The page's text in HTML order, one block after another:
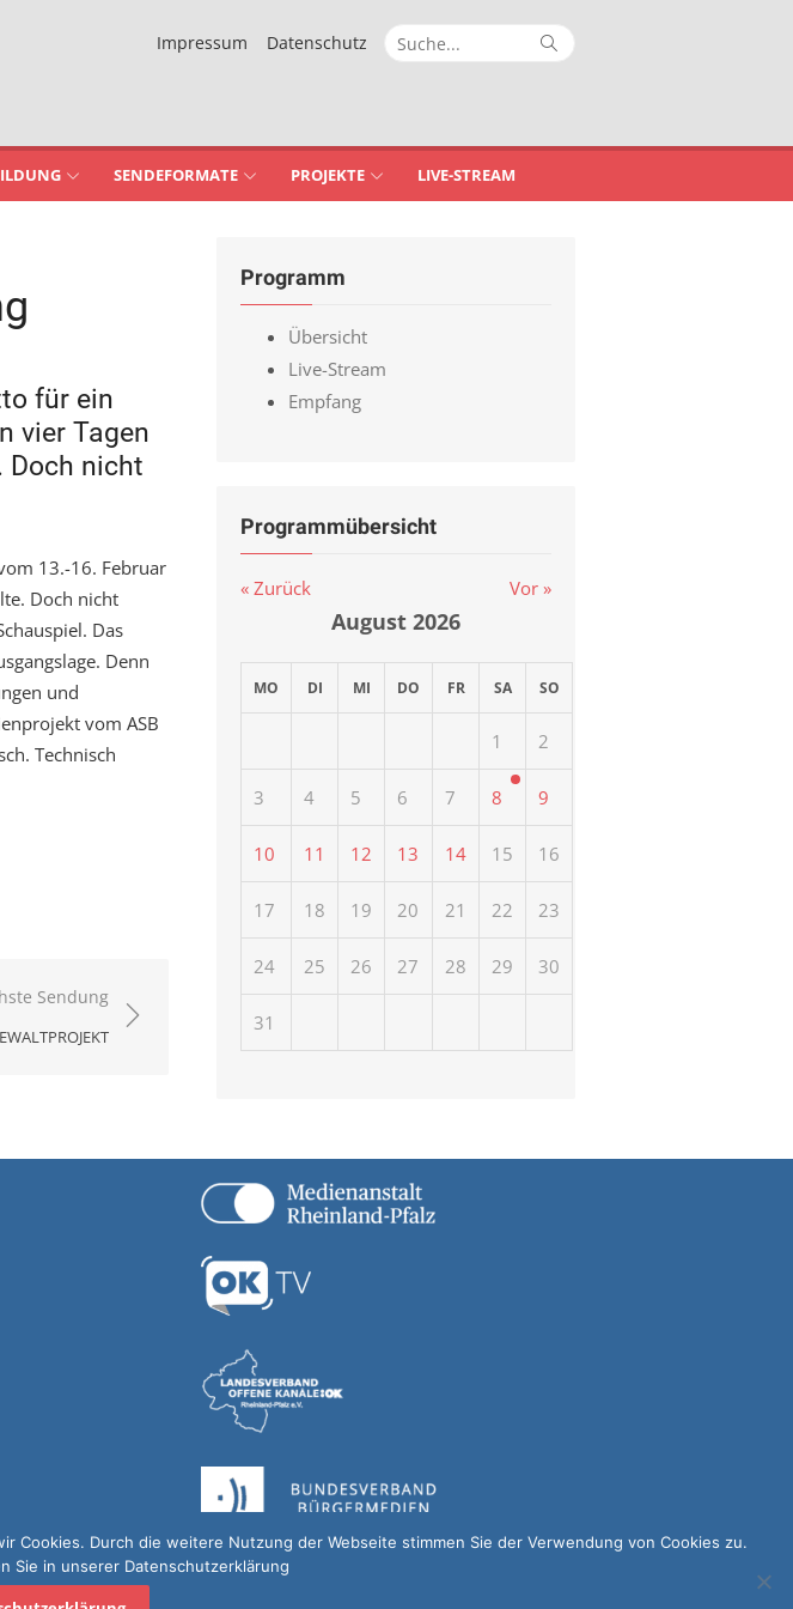
Suche
Suche
Impressum Datenschutz
SENDEFORMATE PROJEKTE LIVE-STREAM
für ein
vier Tagen
Doch nicht
13.-16. Februar
Doch nicht
Das
Denn
und
vom ASB
Technisch
Sendung
Programm
Übersicht
Live-Stream
Empfang
Programmübersicht
« Zurück Vor »
August 2026
MO DI MI DO FR SA SO
1 2
3 4 5 6 7 8 9
10 11 12 13 14 15 16
17 18 19 20 21 22 23
24 25 26 27 28 29 30
31
Durch die weitere Nutzung der Webseite stimmen Sie der Verwendung von Cookies zu.
Sie in unserer Datenschutzerklärung